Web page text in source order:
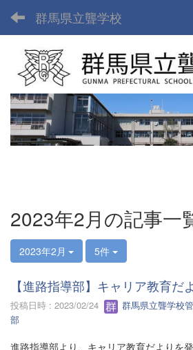
群馬県立聾学校
2023年2月の記事一
2023年2月 5件
【進路指導部】キャリア教育だ
投稿日時 : 2023/02/24 群馬県立聾学校
部
進路指導部より、キャリア教育だよりを発